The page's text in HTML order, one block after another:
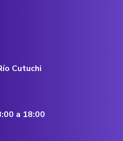
Cutuchi
a 18:00